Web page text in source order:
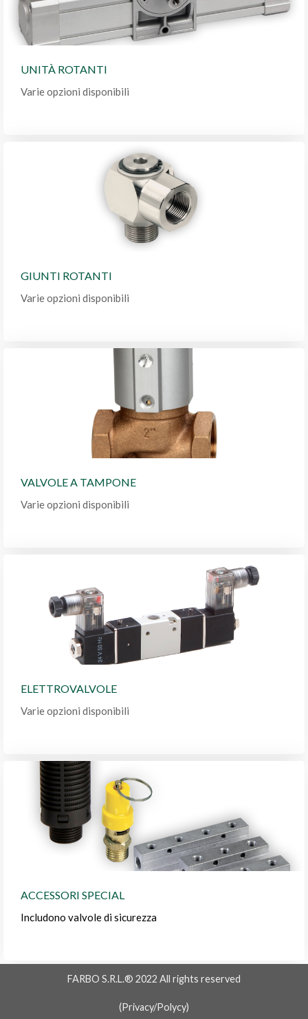
UNITÀ ROTANTI
Varie opzioni disponibili
GIUNTI ROTANTI
Varie opzioni disponibili
VALVOLE A TAMPONE
Varie opzioni disponibili
ELETTROVALVOLE
Varie opzioni disponibili
ACCESSORI SPECIAL
Includono valvole di sicurezza
FARBO S.R.L.® 2022 All rights reserved
(Privacy/Polycy)